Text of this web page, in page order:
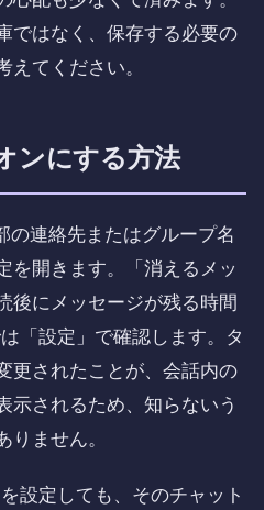
ではなく、保存する必要の
てください。
ンにする方法
の連絡先またはグループ名
を開きます。「消えるメッ
後にメッセージが残る時間
「設定」で確認します。タ
更されたことが、会話内の
示されるため、知らないう
ません。
設定しても、そのチャット